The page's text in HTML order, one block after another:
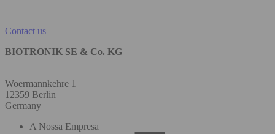
Contact us
BIOTRONIK SE & Co. KG
Woermannkehre 1
12359 Berlin
Germany
A Nossa Empresa